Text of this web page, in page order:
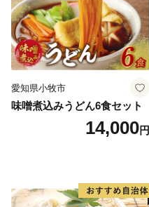
愛知県小牧市
味噌煮込みうどん6食セット
14,000円